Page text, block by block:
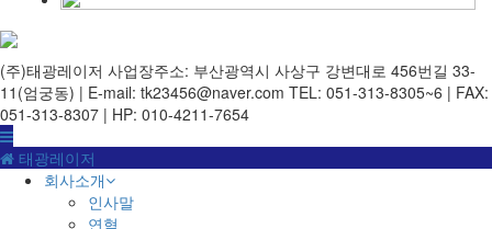
(주)태광레이저 사업장주소: 부산광역시 사상구 강변대로 456번길 33-
11(엄궁동) | E-mail: tk23456@naver.com TEL: 051-313-8305~6 | FAX:
051-313-8307 | HP: 010-4211-7654
태광레이저
회사소개
인사말
연혁